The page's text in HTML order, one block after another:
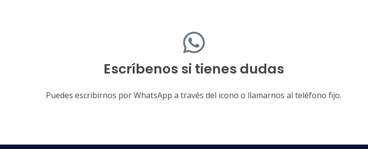
Escríbenos si tienes dudas
Puedes escribirnos por WhatsApp a través del icono o llamarnos al teléfono fijo.